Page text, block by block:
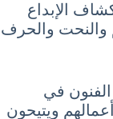
الإبداع
والنحت والحرف
في
ويتيحون